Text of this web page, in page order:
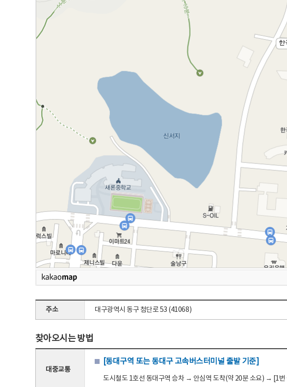
주소 대구광역시 동구 첨단로 53 (41068)
찾아오시는 방법
대중교통
[동대구역 또는 동대구 고속버스터미널 출발 기준]
도시철도 1호선 동대구역 승차 → 안심역 도착(약 20분 소요) → [1